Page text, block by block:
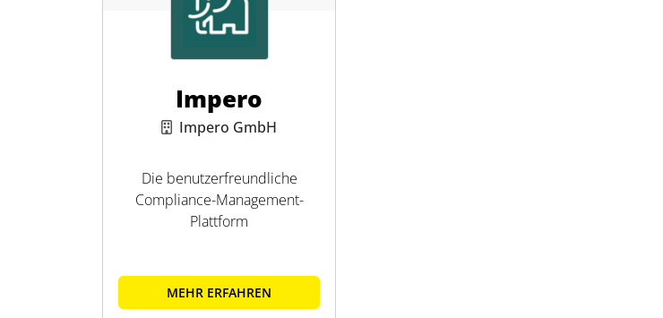
Impero
Impero GmbH
Die benutzerfreundliche
Compliance-Management-
Plattform
MEHR ERFAHREN